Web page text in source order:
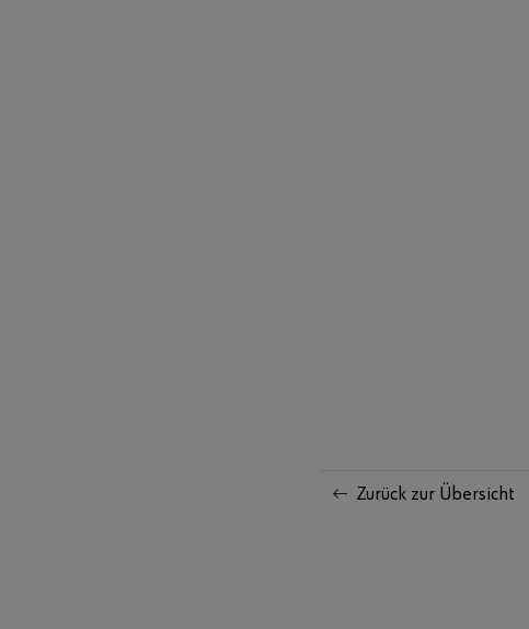
Zurück zur Übersicht